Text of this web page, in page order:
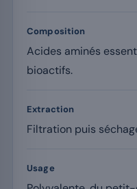
Composition
Acides aminés
bioactifs.
Extraction
Filtration puis
Usage